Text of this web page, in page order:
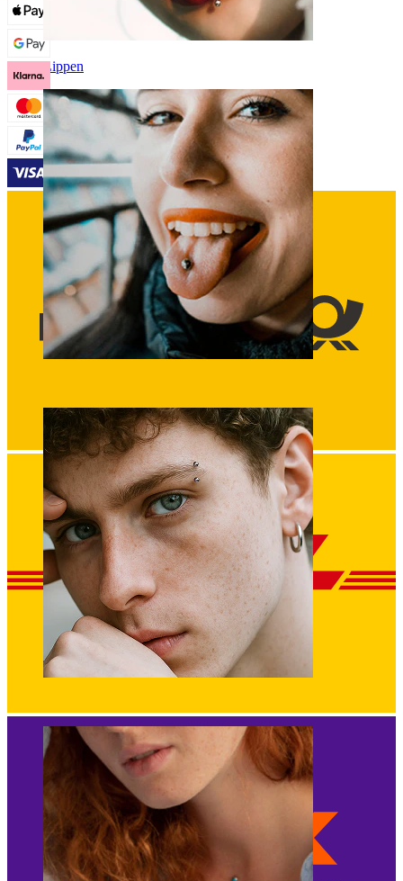
Lippen